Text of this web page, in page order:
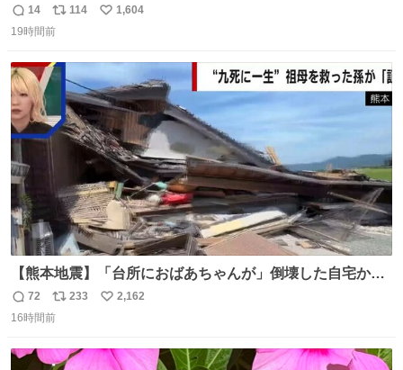
言で… 中森明菜さんが思わず本音をこぼす瞬間😭
返
信
14
リ
ポ
ト
114
い
数
1,604
19時間前
【熊本地震】「台所におばあちゃんが」倒壊した自宅から
孫が救出 地震発生時、台所で夕食の準備をしていた祖母の
「助けて」という声。祖母を背負い、助け出した孫が「命
返
信
72
リ
ポ
ト
233
い
数
2,162
16時間前